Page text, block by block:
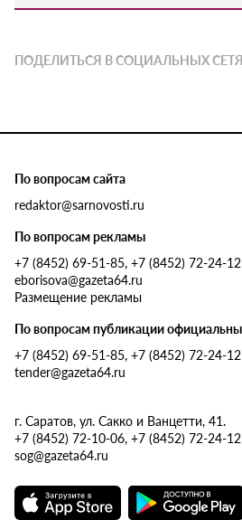
ПОДЕЛИТЬСЯ В СОЦИАЛЬНЫХ
По вопросам сайта
redaktor@sarnovosti.ru
По вопросам рекламы
+7 (8452) 69-51-85, +7 (8452) 72-24-12
eborisova@gazeta64.ru
Размещение рекламы
По вопросам публикации
+7 (8452) 69-51-85, +7 (8452) 72-24-12
tender@gazeta64.ru
г. Саратов, ул. Сакко и Ванцетти, 41.
+7 (8452) 72-10-06, +7 (8452) 72-24-12
sog@gazeta64.ru